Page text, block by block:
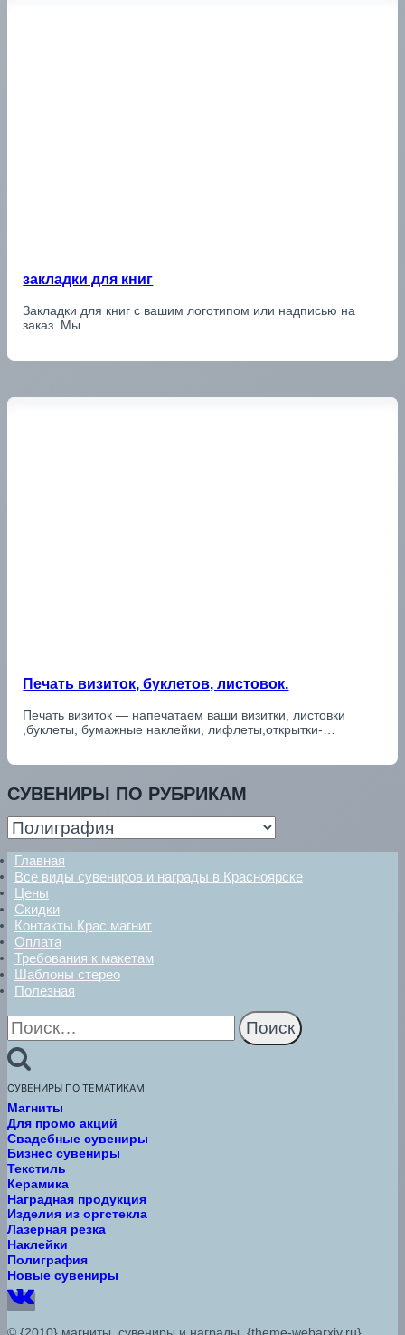
закладки для книг
Закладки для книг с вашим логотипом или надписью на
заказ. Мы…
Печать визиток, буклетов, листовок.
Печать визиток — напечатаем ваши визитки, листовки
,буклеты, бумажные наклейки, лифлеты,открытки-…
СУВЕНИРЫ ПО РУБРИКАМ
сувениры
по
рубрикам
Главная
Все виды сувениров и награды в Красноярске
Цены
Скидки
Контакты Крас магнит
Оплата
Требования к макетам
Шаблоны стерео
Полезная
Найти:
СУВЕНИРЫ ПО ТЕМАТИКАМ
Магниты
Для промо акций
Свадебные сувениры
Бизнес сувениры
Текстиль
Керамика
Наградная продукция
Изделия из оргстекла
Лазерная резка
Наклейки
Полиграфия
Новые сувениры